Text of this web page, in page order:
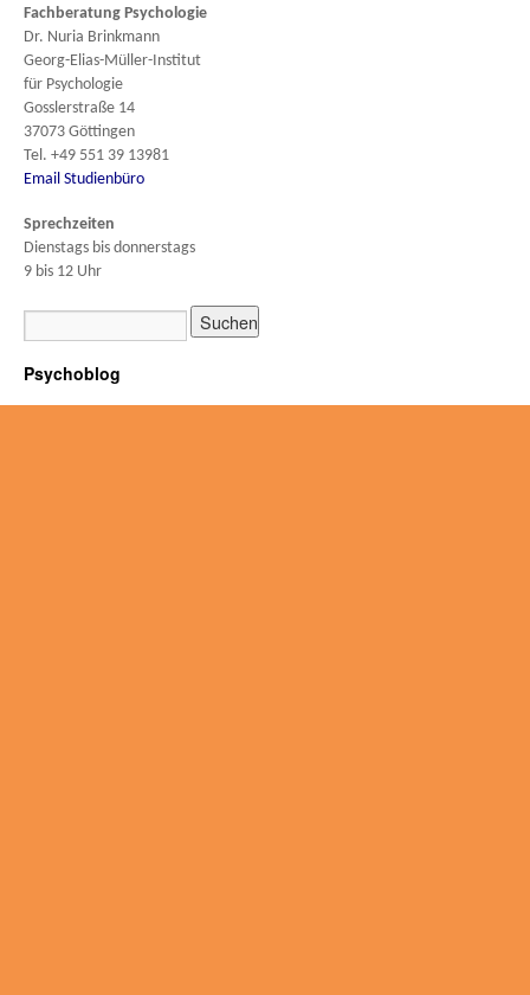
Fachberatung Psychologie
Dr. Nuria Brinkmann
Georg-Elias-Müller-Institut
für Psychologie
Gosslerstraße 14
37073 Göttingen
Tel. +49 551 39 13981
Email Studienbüro
Sprechzeiten
Dienstags bis donnerstags
9 bis 12 Uhr
Psychoblog